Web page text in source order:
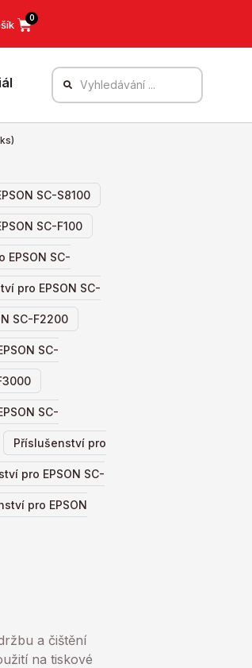
0
SC-S8100
SC-F100
EPSON SC-
pro EPSON SC-
SC-F2200
SC-
SC-
Příslušenství pro
pro EPSON SC-
pro EPSON
a čištění
na tiskové